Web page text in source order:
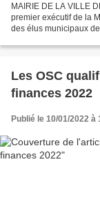
MAIRIE DE LA VILLE
premier exécutif de la
des élus municipaux
Les OSC
finances 2022
Publié le 10/01/2022 à